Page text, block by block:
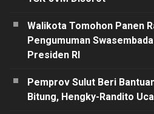
Walikota Tomohon Panen
Pengumuman
Presiden RI
Pemprov Sulut Beri
Bitung, Hengky-Randito